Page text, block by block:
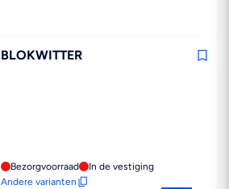
BLOKWITTER
Bezorgvoorraad
In de vestiging
Andere varianten